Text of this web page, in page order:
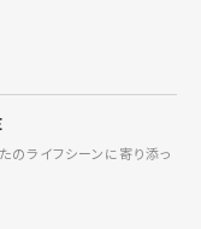
のライフシーンに寄り添っ